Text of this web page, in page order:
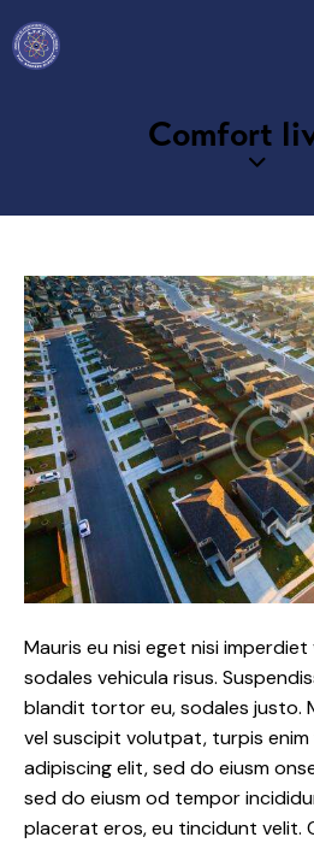
Comfort
Mauris eu nisi eget nisi
sodales vehicula risus.
blandit tortor eu, sodales justo.
vel suscipit volutpat, turpis
adipiscing elit, sed do eiusm
sed do eiusm od tempor
placerat eros, eu tincidunt velit.